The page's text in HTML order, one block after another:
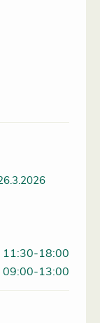
11:30-18:00
09:00-13:00